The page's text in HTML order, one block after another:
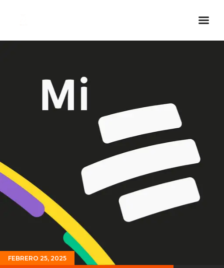
Streaming
En Vivo
Descarga La APP
Sobre Nosotros
Contactos
FEBRERO 25, 2025